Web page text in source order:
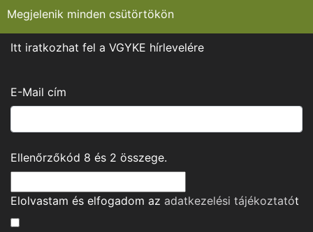
Megjelenik minden csütörtökön
Itt iratkozhat fel a VGYKE hírlevelére
E-Mail cím
Ellenőrzőkód 8 és 2 összege.
Elolvastam és elfogadom az adatkezelési tájékoztatót